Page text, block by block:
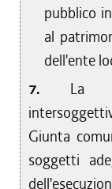
pubblico
al
dell'ente
7. La
Giunta
soggetti